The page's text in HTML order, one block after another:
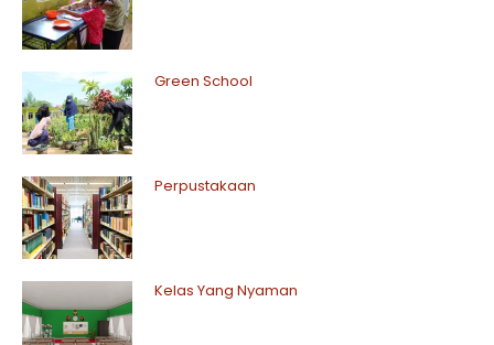
Green School
Perpustakaan
Kelas Yang Nyaman